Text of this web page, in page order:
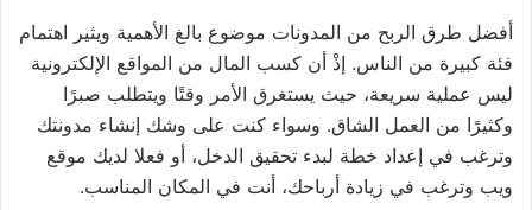
أفضل طرق الربح من المدونات موضوع بالغ الأهمية ويثير اهتمام
فئة كبيرة من الناس. إذْ أن كسب المال من المواقع الإلكترونية
ليس عملية سريعة، حيث يستغرق الأمر وقتًا ويتطلب صبرًا
وكثيرًا من العمل الشاق. وسواء كنت على وشك إنشاء مدونتك
وترغب في إعداد خطة لبدء تحقيق الدخل، أو فعلا لديك موقع
ويب وترغب في زيادة أرباحك، أنت في المكان المناسب.